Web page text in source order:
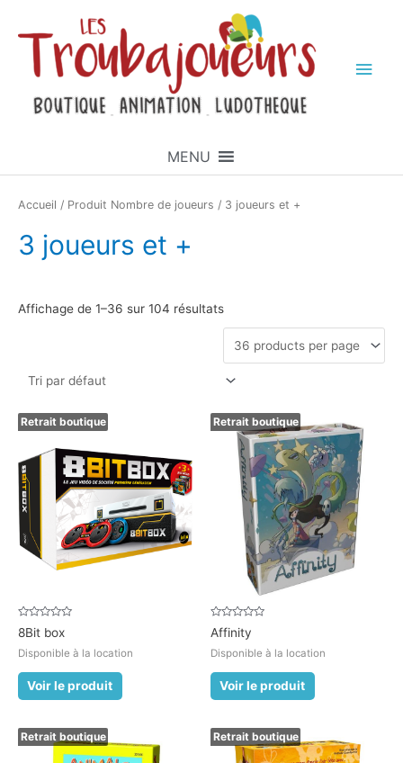
MENU
Accueil / Produit Nombre de joueurs / 3 joueurs et +
3 joueurs et +
Affichage de 1–36 sur 104 résultats
Retrait boutique
Note
0
sur
5
8Bit box
Disponible à la location
Voir le produit
Retrait boutique
Note
0
sur
5
Affinity
Disponible à la location
Voir le produit
Retrait boutique Retrait boutique